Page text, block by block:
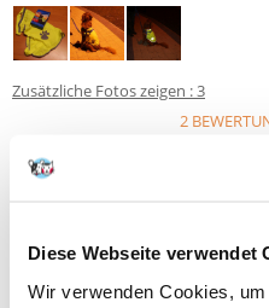
Diese Webseite verwendet
Wir verwenden Cookies,
Zusätzliche Fotos zeigen : 3
2